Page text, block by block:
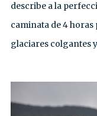
describe a la
caminata de 4 horas
glaciares colgantes